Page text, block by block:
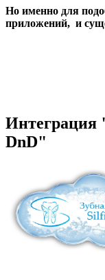
Но именно для
приложений, и
Интеграция
DnD"